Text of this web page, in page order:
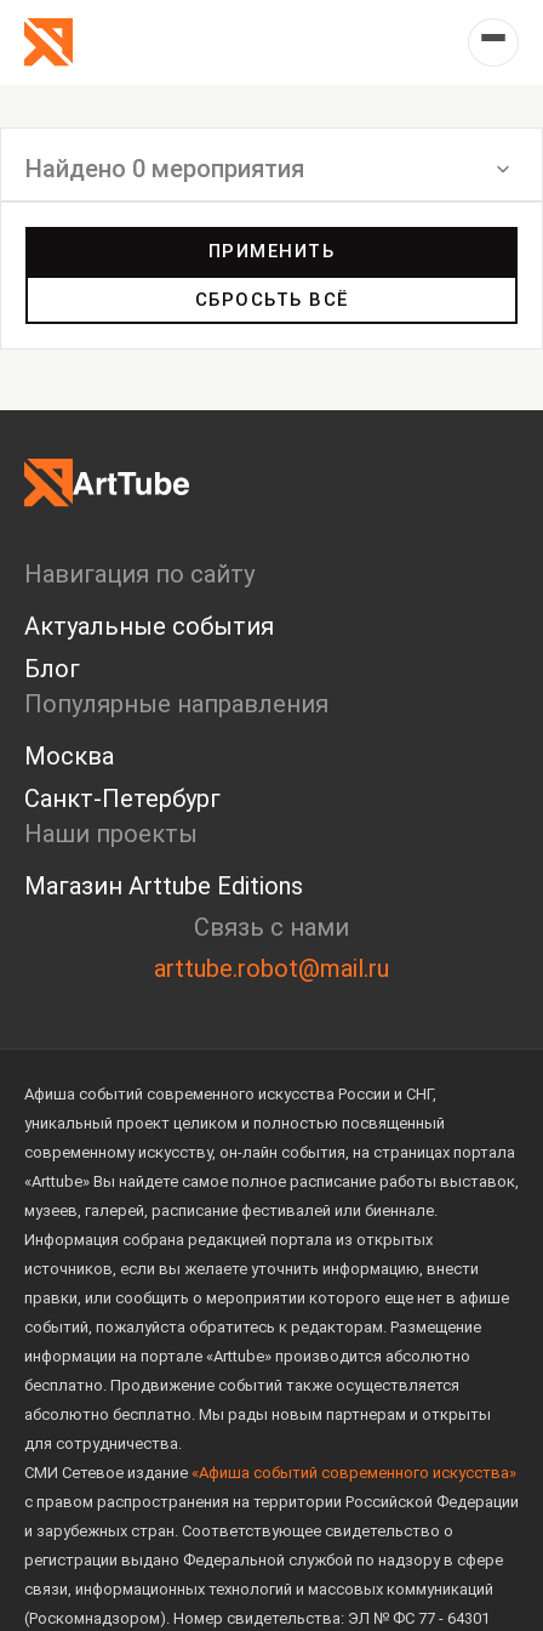
Найдено 0 мероприятия
Дискуссия
Пост-релиз
Пресс-конференция
Ярмарка
Open call
Экскурсия
Дискуссия
Cosmoscow 2024
Blazar 2024
Встречи
Круглый стол
ПРИМЕНИТЬ
СБРОСЬТЬ ВСЁ
Навигация по сайту
Актуальные события
Блог
Популярные направления
Москва
Санкт-Петербург
Наши проекты
Магазин Arttube Editions
Связь с нами
arttube.robot@mail.ru
Афиша событий современного искусства России и СНГ,
уникальный проект целиком и полностью посвященный
современному искусству, он-лайн события, на страницах портала
«Arttube» Вы найдете самое полное расписание работы выставок,
музеев, галерей, расписание фестивалей или биеннале.
Информация собрана редакцией портала из открытых
источников, если вы желаете уточнить информацию, внести
правки, или сообщить о мероприятии которого еще нет в афише
событий, пожалуйста обратитесь к редакторам. Размещение
информации на портале «Arttube» производится абсолютно
бесплатно. Продвижение событий также осуществляется
абсолютно бесплатно. Мы рады новым партнерам и открыты
для сотрудничества.
СМИ Сетевое издание «Афиша событий современного искусства»
с правом распространения на территории Российской Федерации
и зарубежных стран. Соответствующее свидетельство о
регистрации выдано Федеральной службой по надзору в сфере
связи, информационных технологий и массовых коммуникаций
(Роскомнадзором). Номер свидетельства: ЭЛ № ФС 77 - 64301